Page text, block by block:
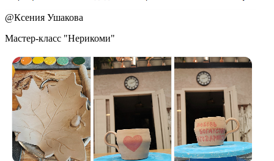
@Ксения Ушакова
Мастер-класс "Нерикоми"